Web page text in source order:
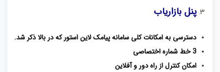
پنل بازاریاب
دسترسی به امکانات کلی سامانه پیامک لاین استور که در بالا ذکر شد.
3 خط شماره اختصاصی
امکان کنترل از راه دور و آفلاین